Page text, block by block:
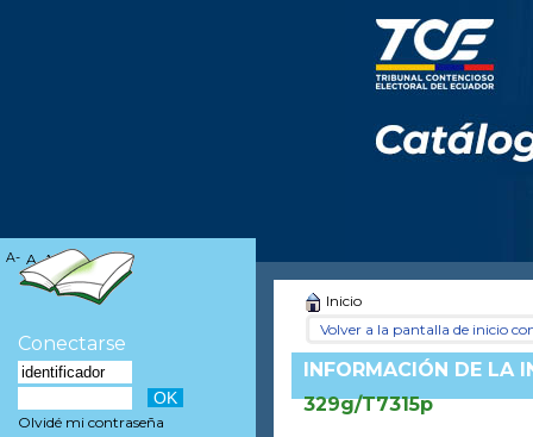
Inicio
Volver a la pantalla de inicio
INFORMACIÓN DE LA
329g/T7315p
A- A A+
Conectarse
Olvidé mi contraseña